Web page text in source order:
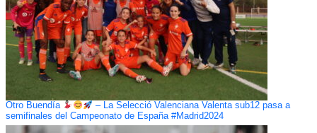
Otro Buendía
– La Selecció Valenciana Valenta sub12 pasa a
semifinales del Campeonato de España #Madrid2024